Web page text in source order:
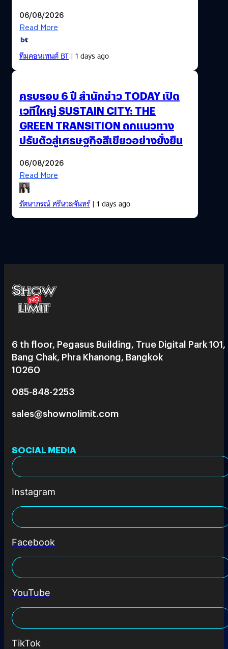
06/08/2026
Read More
ทีมคอนเทนต์ BT| 1 days ago
ครบรอบ 6 ปี สำนักข่าว TODAY เปิด
เวทีใหญ่ SUSTAIN CITY: THE
GREEN TRANSITION ถกแนวทาง
ปรับตัวสู่เศรษฐกิจสีเขียวอย่างยั่งยืน
06/08/2026
Read More
รัตนาภรณ์ ศรีนวลจันทร์| 1 days ago
6 th floor, Pegasus Building, True Digital Park 101,
Bang Chak, Phra Khanong, Bangkok
10260
085-848-2253
sales@shownolimit.com
SOCIAL MEDIA
Instagram
Facebook
YouTube
TikTok